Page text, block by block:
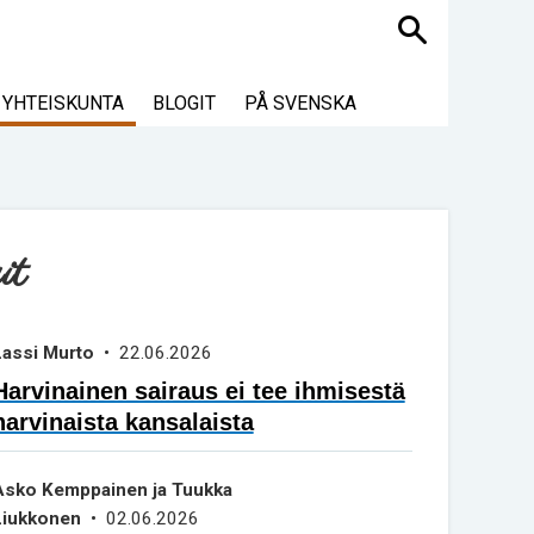
Haku
YHTEISKUNTA BLOGIT PÅ SVENSKA
Murto • 22.06.2026
sairaus ei tee ihmisestä
kansalaista
Kemppainen ja Tuukka
• 02.06.2026